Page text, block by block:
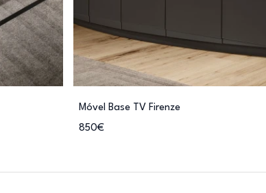
Móvel Base TV Firenze
850€